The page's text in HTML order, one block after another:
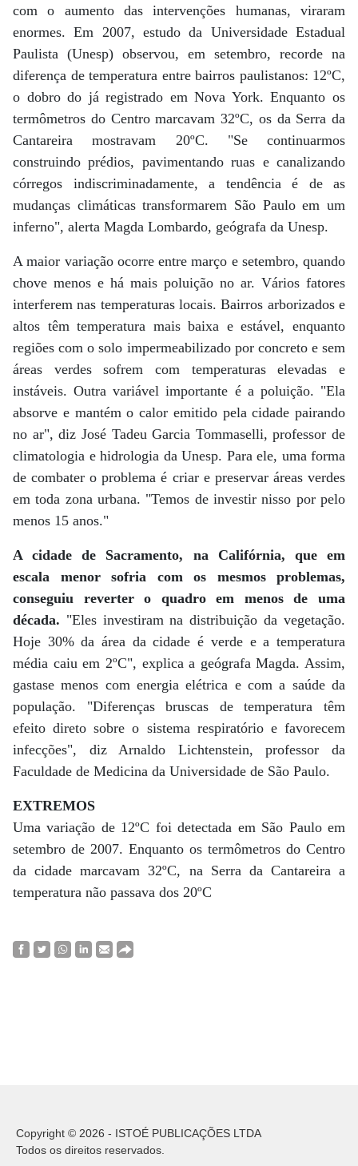
com o aumento das intervenções humanas, viraram
enormes. Em 2007, estudo da Universidade Estadual
Paulista (Unesp) observou, em setembro, recorde na
diferença de temperatura entre bairros paulistanos: 12ºC,
o dobro do já registrado em Nova York. Enquanto os
termômetros do Centro marcavam 32ºC, os da Serra da
Cantareira mostravam 20ºC. "Se continuarmos
construindo prédios, pavimentando ruas e canalizando
córregos indiscriminadamente, a tendência é de as
mudanças climáticas transformarem São Paulo em um
inferno", alerta Magda Lombardo, geógrafa da Unesp.
A maior variação ocorre entre março e setembro, quando
chove menos e há mais poluição no ar. Vários fatores
interferem nas temperaturas locais. Bairros arborizados e
altos têm temperatura mais baixa e estável, enquanto
regiões com o solo impermeabilizado por concreto e sem
áreas verdes sofrem com temperaturas elevadas e
instáveis. Outra variável importante é a poluição. "Ela
absorve e mantém o calor emitido pela cidade pairando
no ar", diz José Tadeu Garcia Tommaselli, professor de
climatologia e hidrologia da Unesp. Para ele, uma forma
de combater o problema é criar e preservar áreas verdes
em toda zona urbana. "Temos de investir nisso por pelo
menos 15 anos."
A cidade de Sacramento, na Califórnia, que em
escala menor sofria com os mesmos problemas,
conseguiu reverter o quadro em menos de uma
década. "Eles investiram na distribuição da vegetação.
Hoje 30% da área da cidade é verde e a temperatura
média caiu em 2ºC", explica a geógrafa Magda. Assim,
gastase menos com energia elétrica e com a saúde da
população. "Diferenças bruscas de temperatura têm
efeito direto sobre o sistema respiratório e favorecem
infecções", diz Arnaldo Lichtenstein, professor da
Faculdade de Medicina da Universidade de São Paulo.
EXTREMOS
Uma variação de 12ºC foi detectada em São Paulo em
setembro de 2007. Enquanto os termômetros do Centro
da cidade marcavam 32ºC, na Serra da Cantareira a
temperatura não passava dos 20ºC
Copyright © 2026 - ISTOÉ PUBLICAÇÕES LTDA
Todos os direitos reservados.